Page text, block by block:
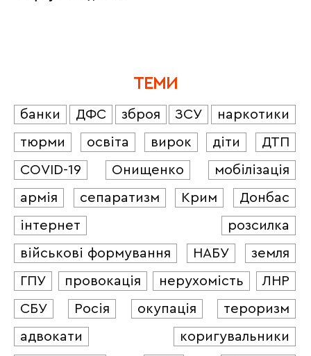
ТЕМИ
банки ДФС зброя ЗСУ
наркотики
тюрми
освіта вирок діти
ДТП
COVID-19
Онищенко
мобілізація
армія
сепаратизм Крим
Донбас
інтернет
розсилка
військові формування
НАБУ
земля
ГПУ
провокація нерухомість
ЛНР
СБУ
Росія окупація
тероризм
адвокати
коригувальники